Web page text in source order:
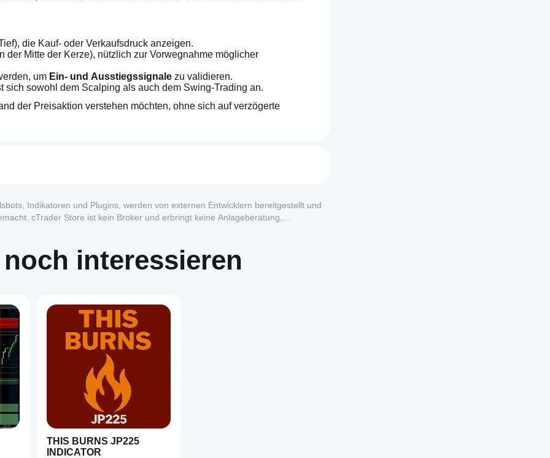
die Kauf- oder Verkaufsdruck anzeigen.
der Mitte der Kerze), nützlich zur Vorwegnahme möglicher
um Ein- und Ausstiegssignale zu validieren.
sich sowohl dem Scalping als auch dem Swing-Trading an.
der Preisaktion verstehen möchten, ohne sich auf verzögerte
Indikatoren und Plugins, werden von externen Entwicklern bereitgestellt und
cTrader Store ist kein Broker und erbringt keine Anlageberatung,
interessieren
THIS BURNS JP225
INDICATOR